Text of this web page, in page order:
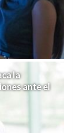
la
ante el